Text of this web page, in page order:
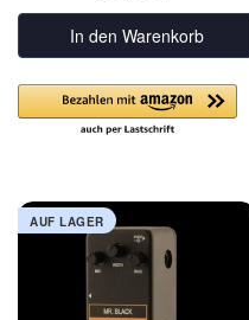
In den Warenkorb
AUF LAGER